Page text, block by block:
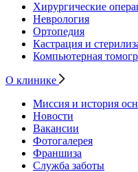
Хирургические
Неврология
Ортопедия
Кастрация и
Компьютерная
О клинике
Миссия и история
Новости
Вакансии
Фотогалерея
Франшиза
Служба заботы